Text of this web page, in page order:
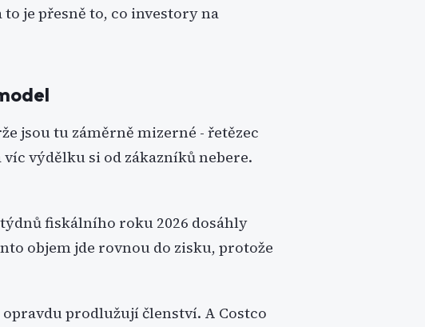
je přesně to, co investory na
jsou tu záměrně mizerné - řetězec
výdělku si od zákazníků nebere.
fiskálního roku 2026 dosáhly
objem jde rovnou do zisku, protože
prodlužují členství. A Costco